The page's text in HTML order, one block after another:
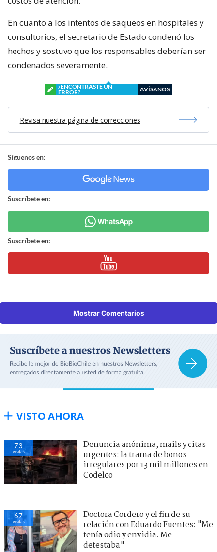
En cuanto a los intentos de saqueos en hospitales y
consultorios, el secretario de Estado condenó los
hechos y sostuvo que los responsables deberían ser
condenados severamente.
¿ENCONTRASTE UN
ERROR?
AVÍSANOS
Revisa nuestra página de correcciones
Síguenos en:
Suscríbete en:
Suscríbete en:
Mostrar Comentarios
VISTO AHORA
73
visitas
Denuncia anónima, mails y citas
urgentes: la trama de bonos
irregulares por 13 mil millones en
Codelco
67
visitas
Doctora Cordero y el fin de su
relación con Eduardo Fuentes: "Me
tenía odio y envidia. Me
detestaba"